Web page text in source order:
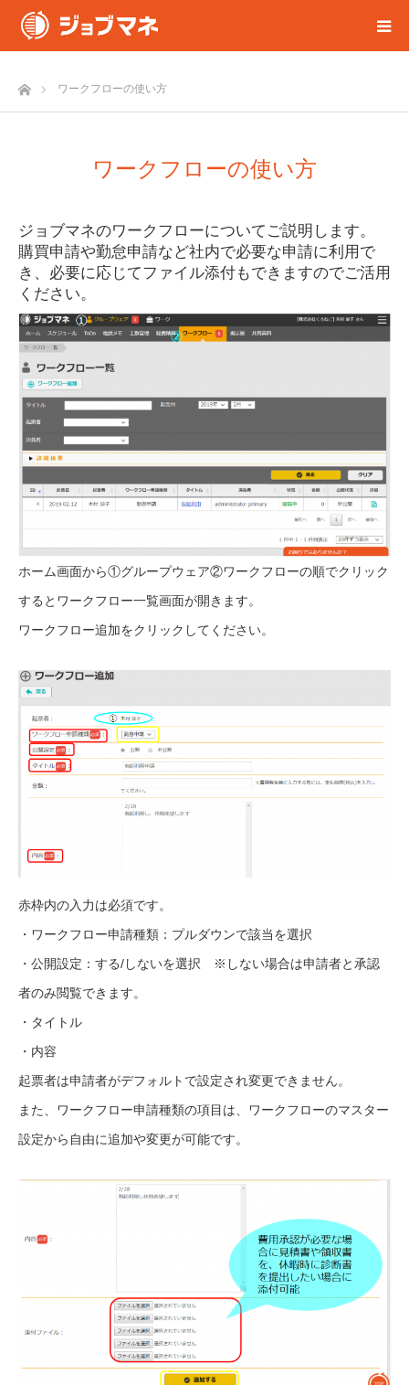
ホームワークフローの使い方
ワークフローの使い方
ジョブマネのワークフローについてご説明します。
購買申請や勤怠申請など社内で必要な申請に利用で
き、必要に応じてファイル添付もできますのでご活用
ください。
ホーム画面から①グループウェア②ワークフローの順でクリック
するとワークフロー一覧画面が開きます。
ワークフロー追加をクリックしてください。
赤枠内の入力は必須です。
・ワークフロー申請種類：プルダウンで該当を選択
・公開設定：する/しないを選択 ※しない場合は申請者と承認
者のみ閲覧できます。
・タイトル
・内容
起票者は申請者がデフォルトで設定され変更できません。
また、ワークフロー申請種類の項目は、ワークフローのマスター
設定から自由に追加や変更が可能です。